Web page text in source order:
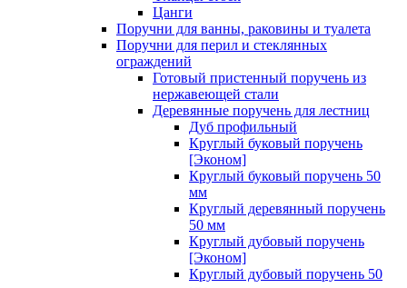
Цанги
Поручни для ванны, раковины и туалета
Поручни для перил и стеклянных
ограждений
Готовый пристенный поручень из
нержавеющей стали
Деревянные поручень для лестниц
Дуб профильный
Круглый буковый поручень
[Эконом]
Круглый буковый поручень 50
мм
Круглый деревянный поручень
50 мм
Круглый дубовый поручень
[Эконом]
Круглый дубовый поручень 50